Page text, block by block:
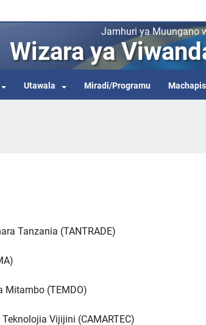
Jamhuri ya Muungano
Wizara ya
Utawala Miradi/Programu
Tanzania (TANTRADE)
Mitambo (TEMDO)
Vijijini (CAMARTEC)